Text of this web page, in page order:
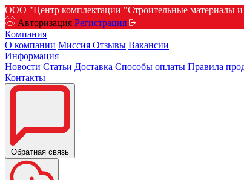
ООО "Центр комплектации "Строительные материалы и
Авторизация Регистрация
Компания
О компании Миссия Отзывы Вакансии
Информация
Новости Статьи Доставка Способы оплаты Правила
Контакты
Обратная связь